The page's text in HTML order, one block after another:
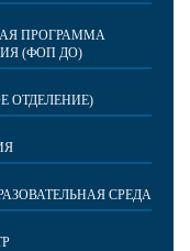
ПРОГРАММА
(ФОП ДО)
ОТДЕЛЕНИЕ)
СРЕДА